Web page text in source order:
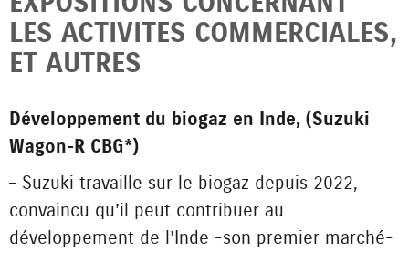
LES ACTIVITES COMMERCIALES,
ET AUTRES
Développement du biogaz en Inde, (Suzuki
Wagon-R CBG*)
– Suzuki travaille sur le biogaz depuis 2022,
convaincu qu’il peut contribuer au
développement de l’Inde -son premier marché-